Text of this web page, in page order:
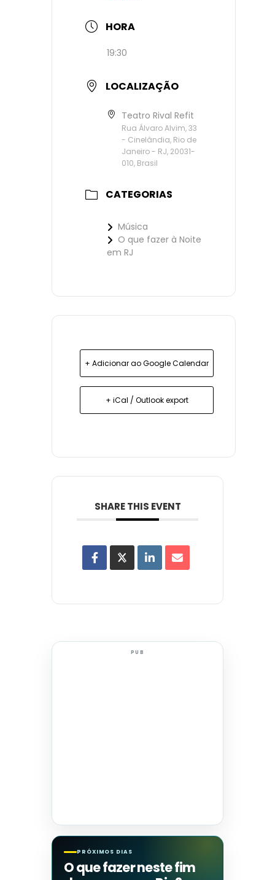
HORA
19:30
LOCALIZAÇÃO
Teatro Rival Refit
Rua Álvaro Alvim, 33
- Cinelândia, Rio de
Janeiro - RJ, 20031-
010, Brasil
CATEGORIAS
Música
O que fazer à Noite
em RJ
+ Adicionar ao Google Calendar
+ iCal / Outlook export
SHARE THIS EVENT
PUB
PRÓXIMOS DIAS
O que fazer neste fim